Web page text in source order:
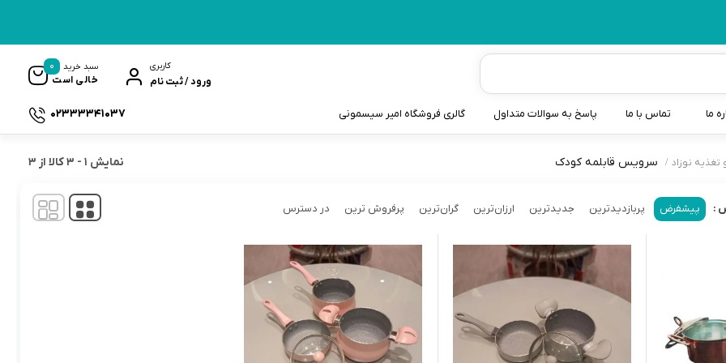
کاربری
ورود / ثبت نام
سبد خرید
خالی است
0
سطل و کیسه پوشک نوزاد
گوش پاکن نوزاد و کودک
مایع استریل
ما تماس با ما پاسخ به سوالات متداول گالری فروشگاه امیر سیسمونی 02333341037
تغذیه نوزاد سرویس قابلمه کودک نمایش 1
-
3کالا از 3
: پیشفرض پربازدیدترین جدیدترین ارزان‌ترین گران‌ترین پرفروش ترین در دسترس